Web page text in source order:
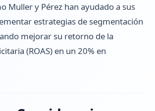
Muller y Pérez han ayudado a sus
estrategias de segmentación
mejorar su retorno de la
(ROAS) en un 20% en